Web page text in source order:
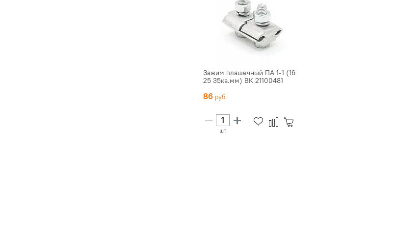
Зажим плашечный ПА 1-1 (16
25 35кв.мм) ВК 21100481
86
шт